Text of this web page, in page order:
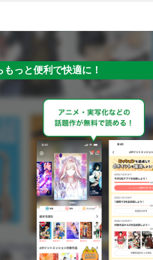
もっと便利で快適に！